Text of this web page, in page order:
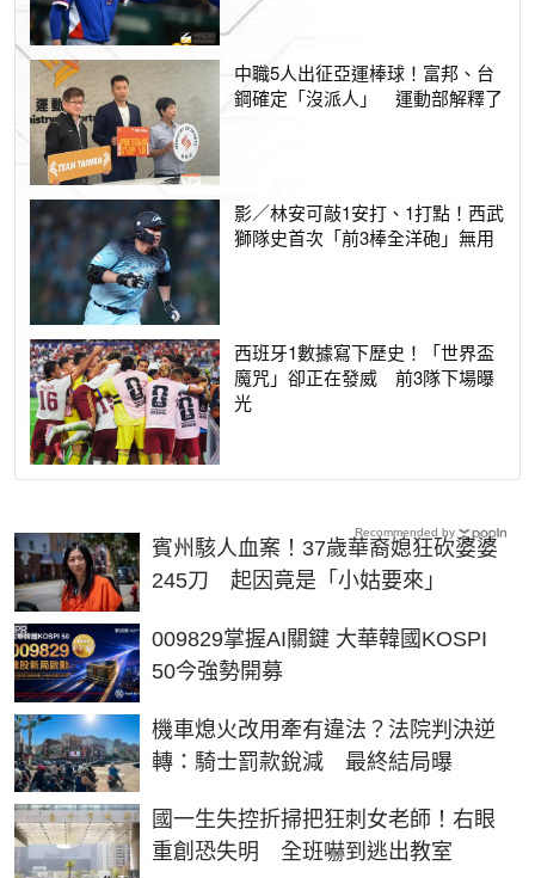
中職5人出征亞運棒球！富邦、台
鋼確定「沒派人」 運動部解釋了
影／林安可敲1安打、1打點！西武
獅隊史首次「前3棒全洋砲」無用
西班牙1數據寫下歷史！「世界盃
魔咒」卻正在發威 前3隊下場曝
光
賓州駭人血案！37歲華裔媳狂砍婆婆
245刀 起因竟是「小姑要來」
009829掌握AI關鍵 大華韓國KOSPI
50今強勢開募
PR
機車熄火改用牽有違法？法院判決逆
轉：騎士罰款銳減 最終結局曝
國一生失控折掃把狂刺女老師！右眼
重創恐失明 全班嚇到逃出教室
Recommended by